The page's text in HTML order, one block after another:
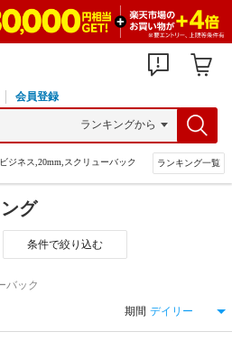
会員登録
ジネス,20mm,スクリューバック ランキング一覧
グ
条件で絞り込む
バック
期間